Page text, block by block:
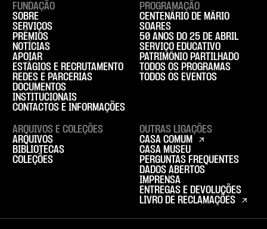
FUNDAÇÃO
SOBRE
SERVIÇOS
PRÉMIOS
NOTÍCIAS
APOIAR
ESTÁGIOS E RECRUTAMENTO
REDES E PARCERIAS
DOCUMENTOS
INSTITUCIONAIS
CONTACTOS E INFORMAÇÕES
PROGRAMAÇÃO
CENTENÁRIO DE MÁRIO
SOARES
50 ANOS DO 25 DE ABRIL
SERVIÇO EDUCATIVO
PATRIMÓNIO PARTILHADO
TODOS OS PROGRAMAS
TODOS OS EVENTOS
ARQUIVOS E COLEÇÕES
ARQUIVOS
BIBLIOTECAS
COLEÇÕES
OUTRAS LIGAÇÕES
CASA COMUM
CASA MUSEU
PERGUNTAS FREQUENTES
DADOS ABERTOS
IMPRENSA
ENTREGAS E DEVOLUÇÕES
LIVRO DE RECLAMAÇÕES